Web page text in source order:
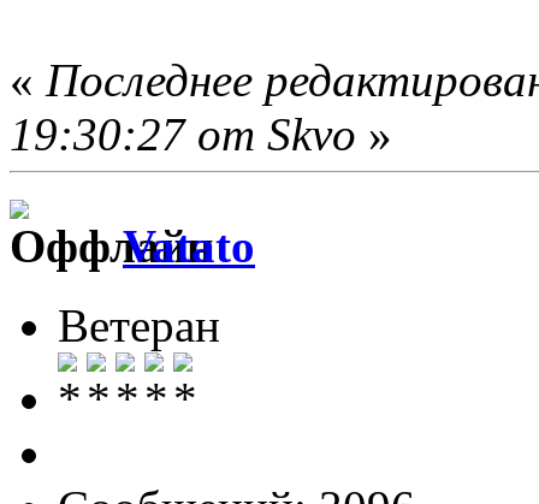
« Последнее
19:30:27 от Skvo »
Vatato
Ветеран